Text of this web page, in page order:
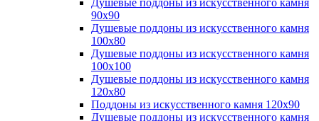
90х90
Душевые поддоны из искусственного камня
100х80
Душевые поддоны из искусственного камня
100х100
Душевые поддоны из искусственного камня
120х80
Поддоны из искусственного камня 120х90
Душевые поддоны из искусственного камня